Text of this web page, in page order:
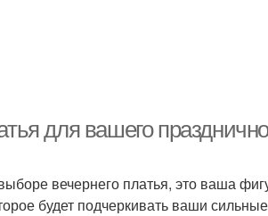
для вашего
вечернего платья, это ваша
будет подчеркивать ваши